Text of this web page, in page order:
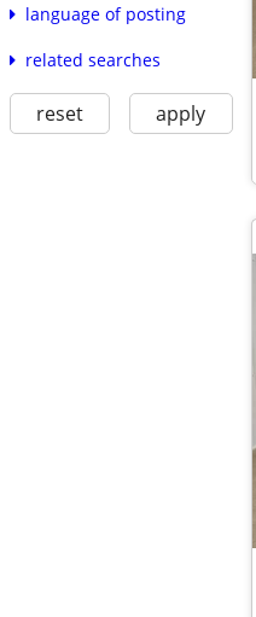
language of posting
related searches
reset apply